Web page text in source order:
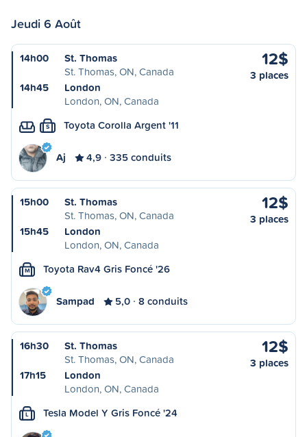
Jeudi 6 Août
14h00
St. Thomas
St. Thomas, ON, Canada
14h45
London
London, ON, Canada
12$
3 places
S Toyota Corolla Argent '11
Aj 4,9 335 conduits
15h00
St. Thomas
St. Thomas, ON, Canada
15h45
London
London, ON, Canada
12$
3 places
M Toyota Rav4 Gris Foncé '26
Sampad 5,0 8 conduits
16h30
St. Thomas
St. Thomas, ON, Canada
17h15
London
London, ON, Canada
12$
3 places
L Tesla Model Y Gris Foncé '24